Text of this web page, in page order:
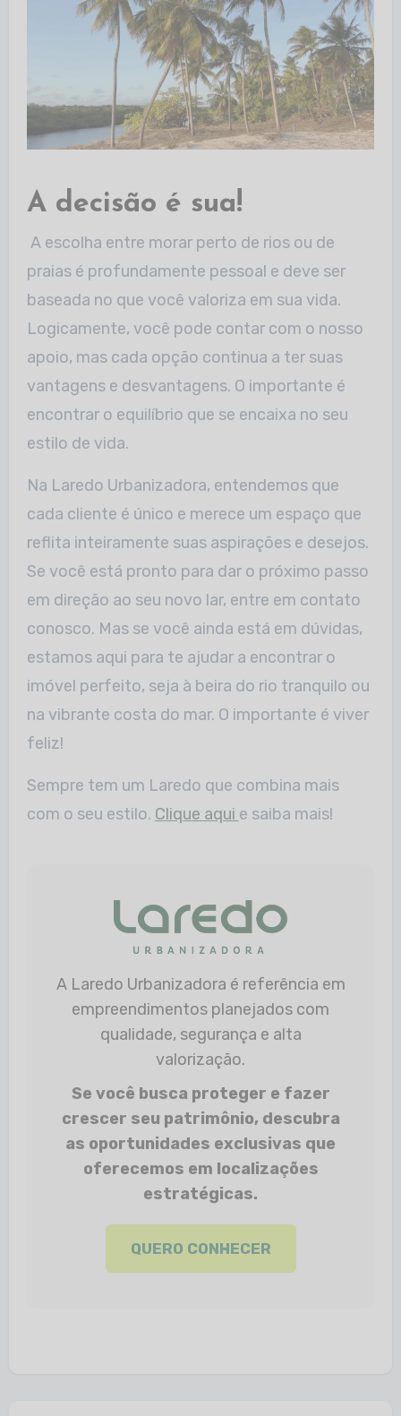
A decisão é sua!
A escolha entre morar perto de rios ou de
praias é profundamente pessoal e deve ser
baseada no que você valoriza em sua vida.
Logicamente, você pode contar com o nosso
apoio, mas cada opção continua a ter suas
vantagens e desvantagens. O importante é
encontrar o equilíbrio que se encaixa no seu
estilo de vida.
Na Laredo Urbanizadora, entendemos que
cada cliente é único e merece um espaço que
reflita inteiramente suas aspirações e desejos.
Se você está pronto para dar o próximo passo
em direção ao seu novo lar, entre em contato
conosco. Mas se você ainda está em dúvidas,
estamos aqui para te ajudar a encontrar o
imóvel perfeito, seja à beira do rio tranquilo ou
na vibrante costa do mar. O importante é viver
feliz!
Sempre tem um Laredo que combina mais
com o seu estilo. Clique aqui e saiba mais!
A Laredo Urbanizadora é referência em
empreendimentos planejados com
qualidade, segurança e alta
valorização.
Se você busca proteger e fazer
crescer seu patrimônio, descubra
as oportunidades exclusivas que
oferecemos em localizações
estratégicas.
QUERO CONHECER